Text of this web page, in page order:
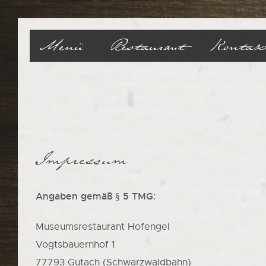
Menü Restaurant
Impressum
Angaben gemäß § 5 TMG:
Museumsrestaurant Hofengel
Vogtsbauernhof 1
77793 Gutach (Schwarzwaldbahn)